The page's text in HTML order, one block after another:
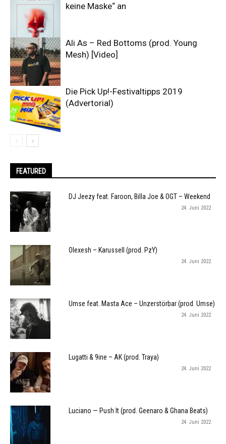
keine Maske“ an
Ali As – Red Bottoms (prod. Young
Mesh) [Video]
Die Pick Up!-Festivaltipps 2019
(Advertorial)
FEATURED
DJ Jeezy feat. Faroon, Billa Joe & OGT – Weekend
24. Juni 2022
Olexesh – Karussell (prod. PzY)
24. Juni 2022
Umse feat. Masta Ace – Unzerstörbar (prod. Umse)
24. Juni 2022
Lugatti & 9ine – AK (prod. Traya)
24. Juni 2022
Luciano — Push It (prod. Geenaro & Ghana Beats)
24. Juni 2022